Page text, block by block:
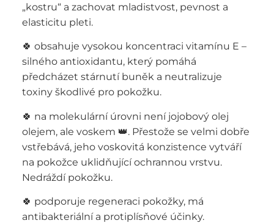
„kostru“ a zachovat mladistvost, pevnost a
elasticitu pleti.
🍀 obsahuje vysokou koncentraci vitamínu E –
silného antioxidantu, který pomáhá
předcházet stárnutí buněk a neutralizuje
toxiny škodlivé pro pokožku.
🍀 na molekulární úrovni není jojobový olej
olejem, ale voskem 👑. Přestože se velmi dobře
vstřebává, jeho voskovitá konzistence vytváří
na pokožce uklidňující ochrannou vrstvu.
Nedráždí pokožku.
🍀 podporuje regeneraci pokožky, má
antibakteriální a protiplísňové účinky.